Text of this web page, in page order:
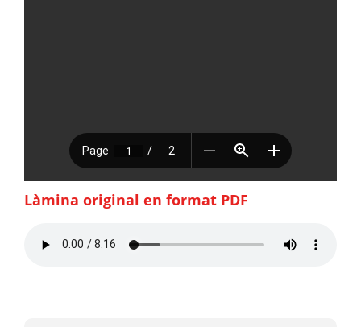
Làmina original en format PDF